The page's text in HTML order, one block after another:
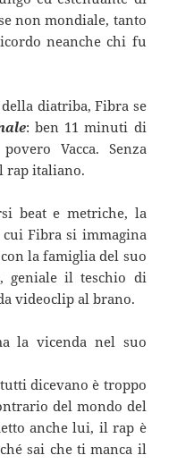
non mondiale, tanto
neanche chi fu
diatriba, Fibra se
: ben 11 minuti di
Vacca. Senza
rap italiano.
beat e metriche, la
Fibra si immagina
la famiglia del suo
geniale il teschio di
videoclip al brano.
la vicenda nel suo
dicevano è troppo
del mondo del
anche lui, il rap è
sai che ti manca il